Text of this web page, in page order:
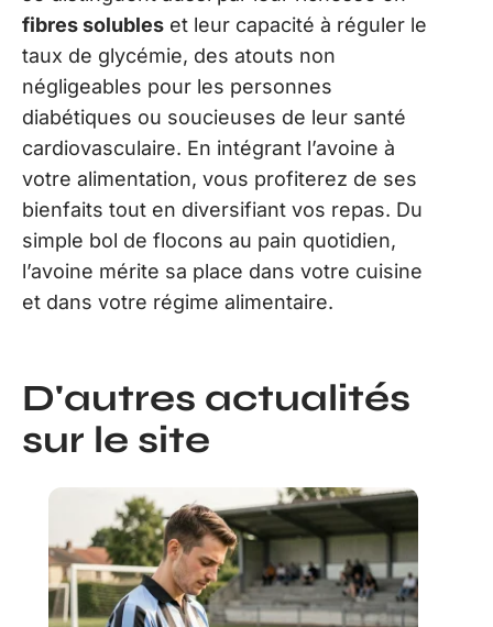
fibres solubles et leur capacité à réguler le
taux de glycémie, des atouts non
négligeables pour les personnes
diabétiques ou soucieuses de leur santé
cardiovasculaire. En intégrant l’avoine à
votre alimentation, vous profiterez de ses
bienfaits tout en diversifiant vos repas. Du
simple bol de flocons au pain quotidien,
l’avoine mérite sa place dans votre cuisine
et dans votre régime alimentaire.
D'autres actualités
sur le site